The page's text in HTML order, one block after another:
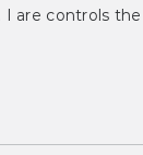
are controls